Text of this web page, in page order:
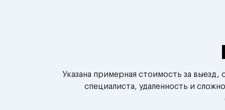
Указана примерная стоимость за
специалиста, удаленность и